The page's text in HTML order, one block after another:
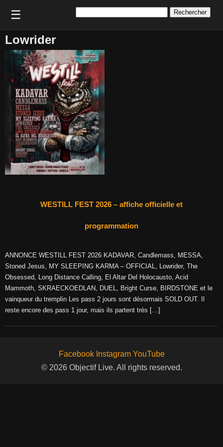
☰
Lowrider
WESTILL FEST 2026 – affiche officielle et
programmation
ANNONCE WESTILL FEST 2026 KADAVAR, Candlemass, MESSA,
Stoned Jesus, MY SLEEPING KARMA – OFFICIAL, Lowrider, The
Obsessed, Long Distance Calling, El Altar Del Holocausto, Acid
Mammoth, SKRAECKOEDLAN, DUEL, Bright Curse, BIRDSTONE et le
vainqueur du tremplin Les pass 2 jours sont désormais SOLD OUT. Il
reste encore des pass 1 jour, mais ils partent très […]
Facebook Instagram YouTube
© 2026 Objectif Live. All rights reserved.